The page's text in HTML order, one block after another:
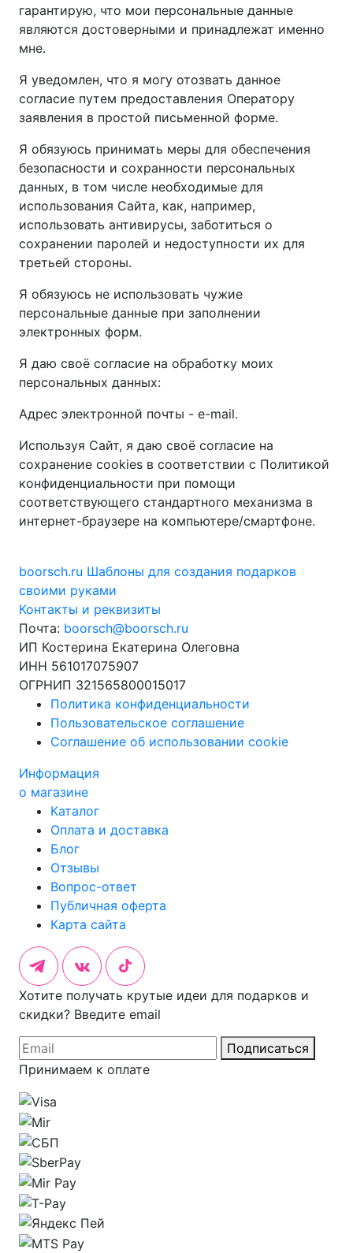
гарантирую, что мои персональные данные
являются достоверными и принадлежат именно
мне.
Я уведомлен, что я могу отозвать данное
согласие путем предоставления Оператору
заявления в простой письменной форме.
Я обязуюсь принимать меры для обеспечения
безопасности и сохранности персональных
данных, в том числе необходимые для
использования Сайта, как, например,
использовать антивирусы, заботиться о
сохранении паролей и недоступности их для
третьей стороны.
Я обязуюсь не использовать чужие
персональные данные при заполнении
электронных форм.
Я даю своё согласие на обработку моих
персональных данных:
Адрес электронной почты - e-mail.
Используя Сайт, я даю своё согласие на
сохранение cookies в соответствии с Политикой
конфиденциальности при помощи
соответствующего стандартного механизма в
интернет-браузере на компьютере/смартфоне.
boorsch.ru Шаблоны для создания подарков
своими руками
Контакты и реквизиты
Почта: boorsch@boorsch.ru
ИП Костерина Екатерина Олеговна
ИНН 561017075907
ОГРНИП 321565800015017
Политика конфиденциальности
Пользовательское соглашение
Соглашение об использовании cookie
Информация
о магазине
Каталог
Оплата и доставка
Блог
Отзывы
Вопрос-ответ
Публичная оферта
Карта сайта
Хотите получать крутые идеи для подарков и
скидки? Введите email
Подписаться
Принимаем к оплате